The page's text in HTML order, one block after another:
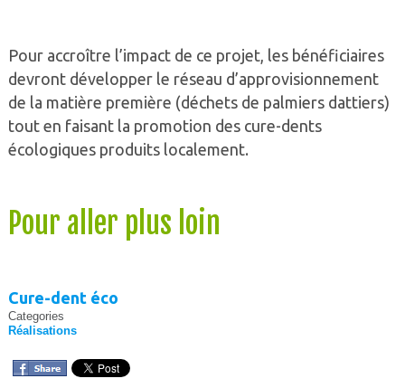
Pour accroître l’impact de ce projet, les bénéficiaires
devront développer le réseau d’approvisionnement
de la matière première (déchets de palmiers dattiers)
tout en faisant la promotion des cure-dents
écologiques produits localement.
Pour aller plus loin
Cure-dent éco
Categories
Réalisations